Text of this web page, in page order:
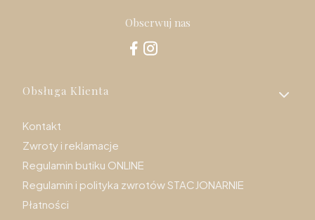
Obserwuj nas
Linki w stopce
Obsługa Klienta
Kontakt
Zwroty i reklamacje
Regulamin butiku ONLINE
Regulamin i polityka zwrotów STACJONARNIE
Płatności